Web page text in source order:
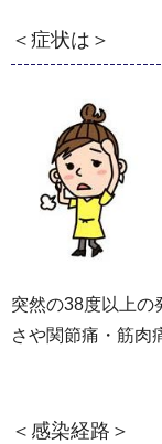
＜症状は＞
突然の38度以上
さや関節痛・筋肉
＜感染経路＞